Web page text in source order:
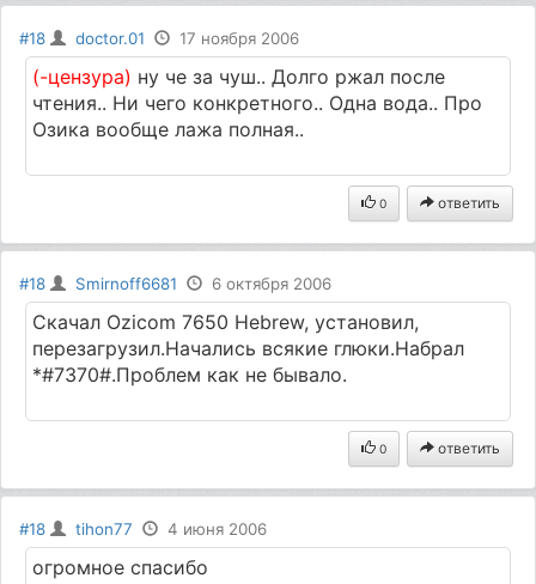
#18 doctor.01 17 ноября 2006
(-цензура) ну че за чуш.. Долго ржал после
чтения.. Ни чего конкретного.. Одна вода.. Про
Озика вообще лажа полная..
0 ответить
#18 Smirnoff6681 6 октября 2006
Скачал Ozicom 7650 Hebrew, установил,
перезагрузил.Начались всякие глюки.Набрал
*#7370#.Проблем как не бывало.
0 ответить
#18 tihon77 4 июня 2006
огромное спасибо